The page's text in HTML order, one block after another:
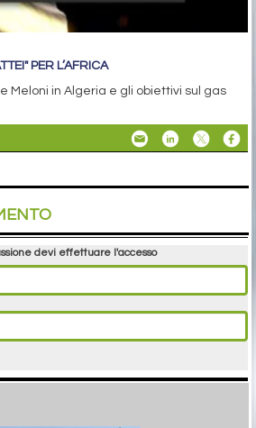
PER L’AFRICA
Meloni in Algeria e gli obiettivi sul gas
devi effettuare l'accesso